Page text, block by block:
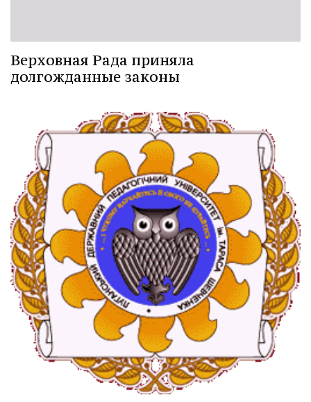
Верховная Рада приняла
долгожданные законы